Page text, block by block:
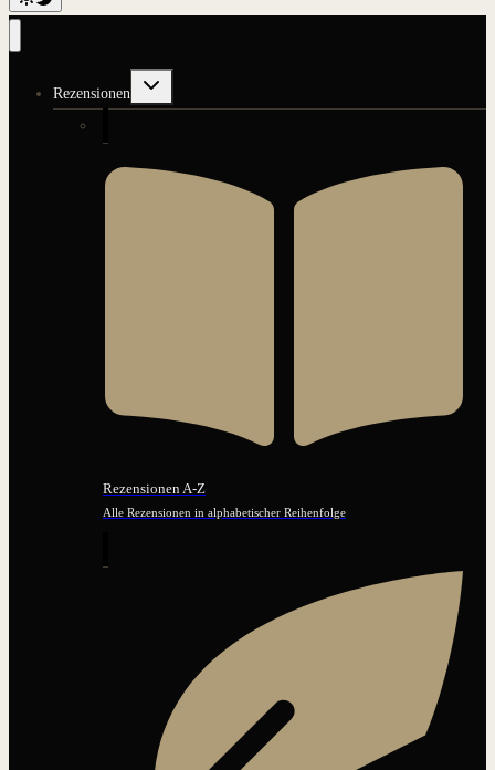
Rezensionen
Untermenü
Rezensionen A-Z
Alle Rezensionen in alphabetischer Reihenfolge